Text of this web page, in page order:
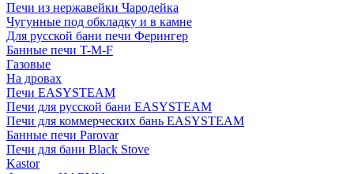
Печи из нержавейки Чародейка
Чугунные под обкладку и в камне
Для русской бани печи Ферингер
Банные печи T-M-F
Газовые
На дровах
Печи EASYSTEAM
Печи для русской бани EASYSTEAM
Печи для коммерческих бань EASYSTEAM
Банные печи Parovar
Печи для бани Black Stove
Kastor